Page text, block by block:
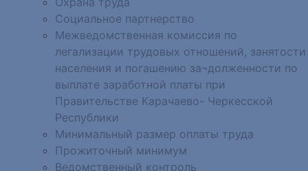
Социальное партнерство
Межведомственная комиссия по
легализации трудовых отношений, занятости
населения и погашению за¬долженности по
выплате заработной платы при
Правительстве Карачаево- Черкесской
Республики
Минимальный размер оплаты труда
Прожиточный минимум
Ведомственный контроль